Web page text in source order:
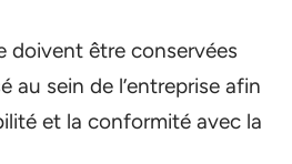
doivent être conservées
au sein de l’entreprise afin
et la conformité avec la